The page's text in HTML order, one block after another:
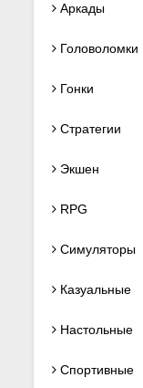
Аркады
Головоломки
Гонки
Стратегии
Экшен
RPG
Симуляторы
Казуальные
Настольные
Спортивные